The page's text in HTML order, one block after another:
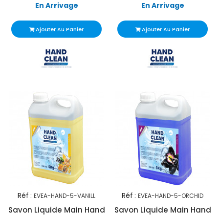
En Arrivage
Ajouter Au Panier
En Arrivage
Ajouter Au Panier
Réf : EVEA-HAND-5-VANILL
Savon Liquide Main Hand
Réf : EVEA-HAND-5-ORCHID
Savon Liquide Main Hand